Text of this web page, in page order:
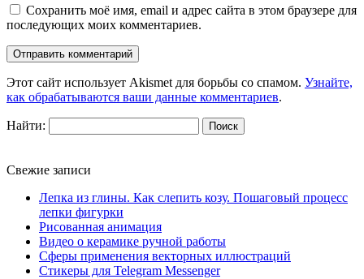
Сохранить моё имя, email и адрес сайта в этом браузере для
последующих моих комментариев.
Этот сайт использует Akismet для борьбы со спамом. Узнайте,
как обрабатываются ваши данные комментариев.
Найти:
Свежие записи
Лепка из глины. Как слепить козу. Пошаговый процесс
лепки фигурки
Рисованная анимация
Видео о керамике ручной работы
Сферы применения векторных иллюстраций
Стикеры для Telegram Messenger